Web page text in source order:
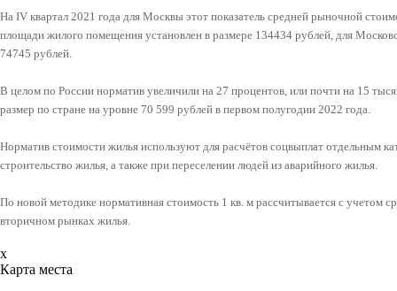
На IV квартал 2021 года для Москвы этот показатель средней рыночной
площади жилого помещения установлен в размере 134434 рублей, для
74745 рублей.
В целом по России норматив увеличили на 27 процентов, или почти на 15
размер по стране на уровне 70 599 рублей в первом полугодии 2022 года.
Норматив стоимости жилья используют для расчётов соцвыплат отдельным
строительство жилья, а также при переселении людей из аварийного жилья.
По новой методике нормативная стоимость 1 кв. м рассчитывается с учетом
вторичном рынках жилья.
x
Карта места